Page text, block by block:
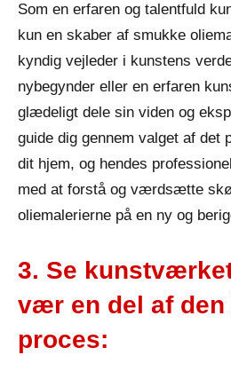
Som en erfaren og talentfuld
kun en skaber af smukke
kyndig vejleder i kunstens
nybegynder eller en erfaren
glædeligt dele sin viden og
guide dig gennem valget af
dit hjem, og hendes
med at forstå og værdsætte
oliemalerierne på en ny og
3. Se
vær en del af den
proces: